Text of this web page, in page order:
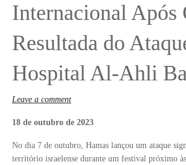
Leave a comment
Internacional Após
Resultada do
Hospital Al-Ahli
18 de outubro de 2023
No dia 7 de outubro, Hamas lançou um ataque
território israelense durante um festival próximo